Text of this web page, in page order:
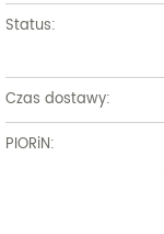
Status:
Czas dostawy:
PIORiN: